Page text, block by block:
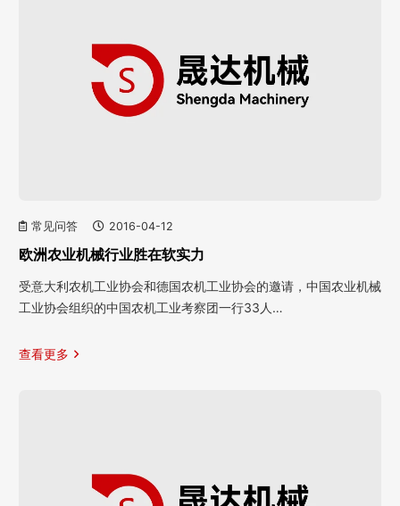
常见问答 2016-04-12
欧洲农业机械行业胜在软实力
受意大利农机工业协会和德国农机工业协会的邀请，中国农业机械
工业协会组织的中国农机工业考察团一行33人…
查看更多